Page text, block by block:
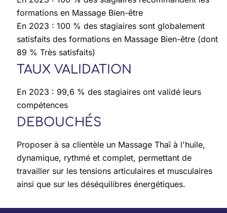
formations en Massage Bien-être
En 2023 : 100 % des stagiaires sont globalement
satisfaits des formations en Massage Bien-être (dont
89 % Très satisfaits)
TAUX VALIDATION
En 2023 : 99,6 % des stagiaires ont validé leurs
compétences
DEBOUCHÉS
Proposer à sa clientèle un Massage Thaï à l'huile,
dynamique, rythmé et complet, permettant de
travailler sur les tensions articulaires et musculaires
ainsi que sur les déséquilibres énergétiques.